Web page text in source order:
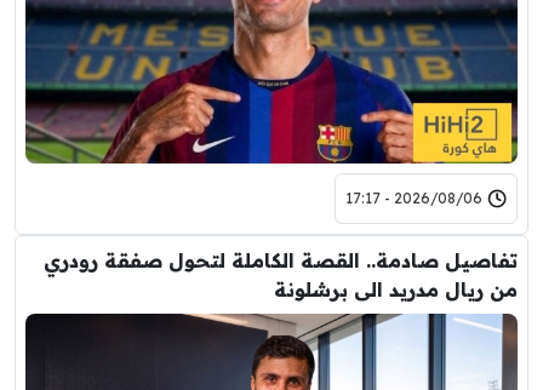
2026/08/06 - 17:17
تفاصيل صادمة.. القصة الكاملة لتحول صفقة رودري
من ريال مدريد الى برشلونة